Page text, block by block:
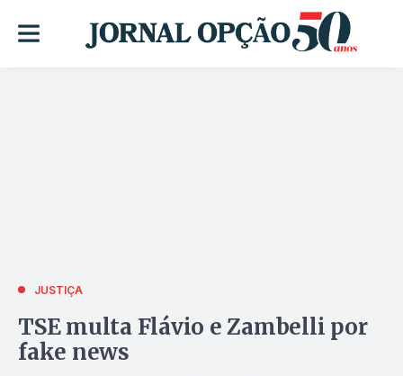
JUSTIÇA
TSE multa Flávio e Zambelli por
fake news